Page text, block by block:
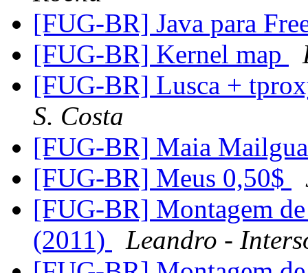
[FUG-BR] Java para
[FUG-BR] Kernel map
[FUG-BR] Lusca +
S. Costa
[FUG-BR] Maia
[FUG-BR] Meus 0,50$
[FUG-BR] Montagem
(2011)
Leandro -